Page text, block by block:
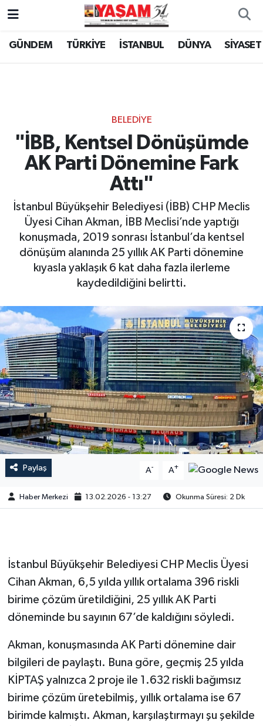
GÜNDEM TÜRKİYE İSTANBUL DÜNYA SİYASET
BELEDİYE
"İBB, Kentsel Dönüşümde
AK Parti Dönemine Fark
Attı"
İstanbul Büyükşehir Belediyesi (İBB) CHP Meclis
Üyesi Cihan Akman, İBB Meclisi’nde yaptığı
konuşmada, 2019 sonrası İstanbul’da kentsel
dönüşüm alanında 25 yıllık AK Parti dönemine
kıyasla yaklaşık 6 kat daha fazla ilerleme
kaydedildiğini belirtti.
Paylaş A- A+
Haber Merkezi 13.02.2026 - 13:27 Okunma Süresi: 2 Dk
İstanbul Büyükşehir Belediyesi CHP Meclis Üyesi
Cihan Akman, 6,5 yılda yıllık ortalama 396 riskli
birime çözüm üretildiğini, 25 yıllık AK Parti
döneminde bu sayının 67’de kaldığını söyledi.
Akman, konuşmasında AK Parti dönemine dair
bilgileri de paylaştı. Buna göre, geçmiş 25 yılda
KİPTAŞ yalnızca 2 proje ile 1.632 riskli bağımsız
birime çözüm üretebilmiş, yıllık ortalama ise 67
birimde kalmıştı. Akman, karşılaştırmayı şu şekilde